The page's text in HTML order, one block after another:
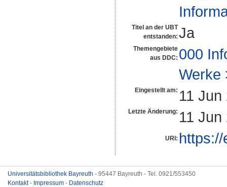
Titel an der UBT
entstanden: Ja
Themengebiete
aus DDC: 000
Werke
Eingestellt am: 11 Jun
Letzte Änderung: 11 Jun
URI:
Universitätsbibliothek Bayreuth - 95447 Bayreuth - Tel. 0921/553450
Kontakt- Impressum - Datenschutz